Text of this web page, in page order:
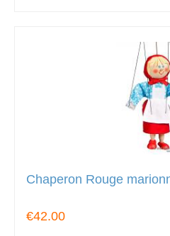
Chaperon Rouge
€42.00